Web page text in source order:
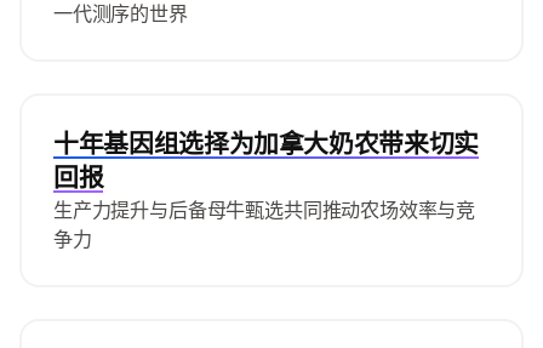
一代测序的世界
十年基因组选择为加拿大奶农带来切实
回报
生产力提升与后备母牛甄选共同推动农场效率与竞
争力